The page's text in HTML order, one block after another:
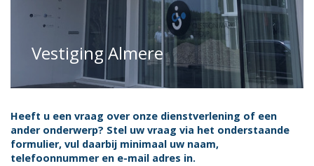
Vestiging Almere
Heeft u een vraag over onze dienstverlening of een
ander onderwerp? Stel uw vraag via het onderstaande
formulier, vul daarbij minimaal uw naam,
telefoonnummer en e-mail adres in.